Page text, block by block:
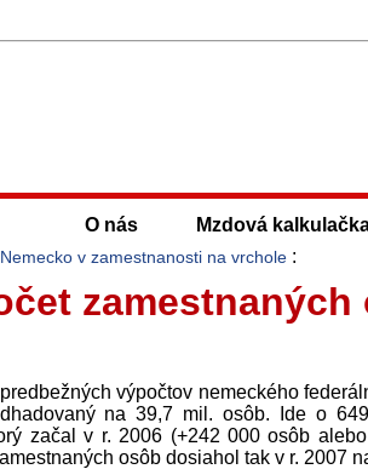
O nás Mzdová
Nemecko v zamestnanosti na vrchole :
výpočtov nemeckého
na 39,7 mil. osôb. Ide o
začal v r. 2006 (+242 000 osôb
osôb dosiahol tak v r. 2007